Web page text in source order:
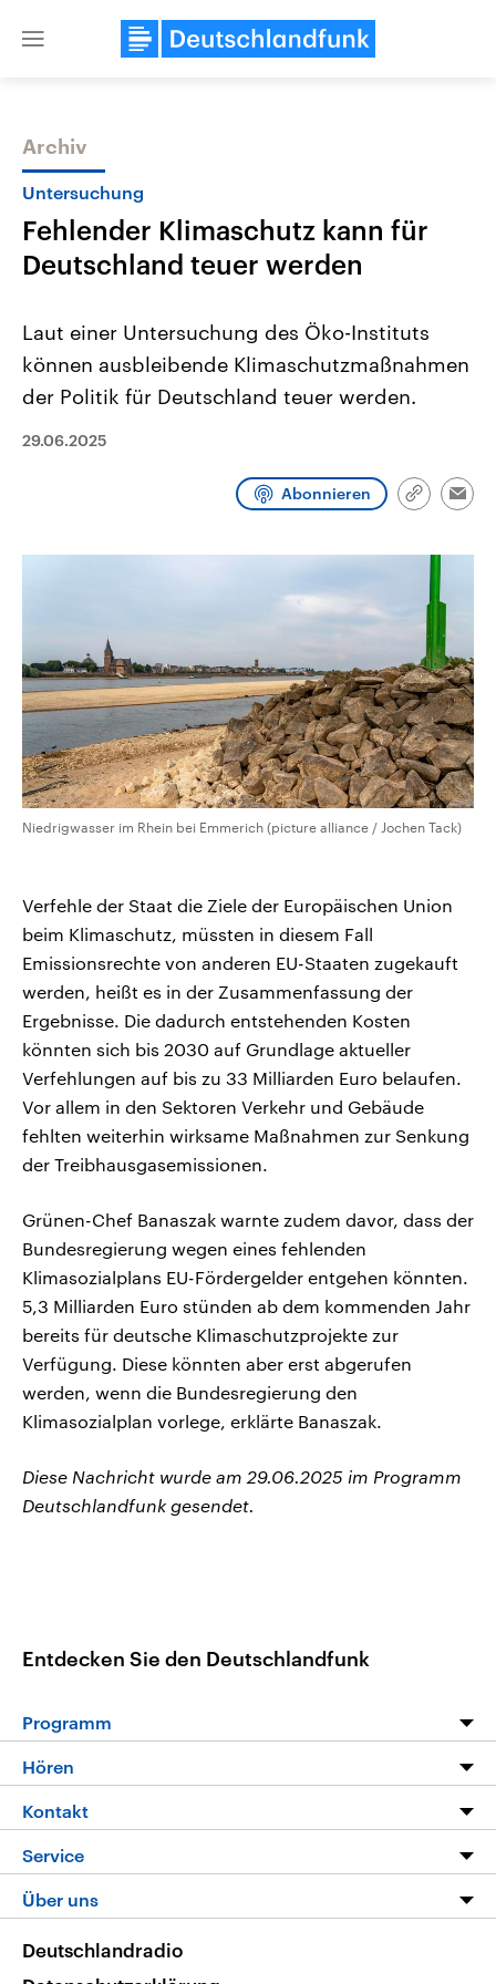
Close
Themen
Landtagswahl Sachsen-Anhalt
2026
Sachsen-Anhalt wählt am 6.
Bundesland von einer Koalition aus
Aktuelle Beiträge,
den mächtigsten Ländern
mit großem Einfluss auf
aktuelle Weltgeschehen.
Sendungen Programm Podcasts
Archiv
Untersuchung
Fehlender Klimaschutz kann für
Deutschland teuer werden
Laut einer Untersuchung des Öko-Instituts
können ausbleibende Klimaschutzmaßnahmen
der Politik für Deutschland teuer werden.
29.06.2025
Abonnieren
Link
Niedrigwasser im Rhein bei Emmerich (picture alliance / Jochen Tack)
Verfehle der Staat die Ziele der Europäischen Union
beim Klimaschutz, müssten in diesem Fall
Emissionsrechte von anderen EU-Staaten zugekauft
werden, heißt es in der Zusammenfassung der
Ergebnisse. Die dadurch entstehenden Kosten
könnten sich bis 2030 auf Grundlage aktueller
Verfehlungen auf bis zu 33 Milliarden Euro belaufen.
Vor allem in den Sektoren Verkehr und Gebäude
fehlten weiterhin wirksame Maßnahmen zur Senkung
der Treibhausgasemissionen.
Grünen-Chef Banaszak warnte zudem davor, dass der
Bundesregierung wegen eines fehlenden
Klimasozialplans EU-Fördergelder entgehen könnten.
5,3 Milliarden Euro stünden ab dem kommenden Jahr
bereits für deutsche Klimaschutzprojekte zur
Verfügung. Diese könnten aber erst abgerufen
werden, wenn die Bundesregierung den
Klimasozialplan vorlege, erklärte Banaszak.
Diese Nachricht wurde am 29.06.2025 im Programm
Deutschlandfunk gesendet.
Entdecken Sie den Deutschlandfunk
Programm
Programm
Die Nachrichten
Nachrichtenleicht
Neue Beiträge auf dlf.de
Hören
Livestream
Podcasts
Deutschlandfunk App
Nachrichten App
Kontakt
Hörerservice
Service
FAQ
Veranstaltungen
Über uns
Deutschlandradio